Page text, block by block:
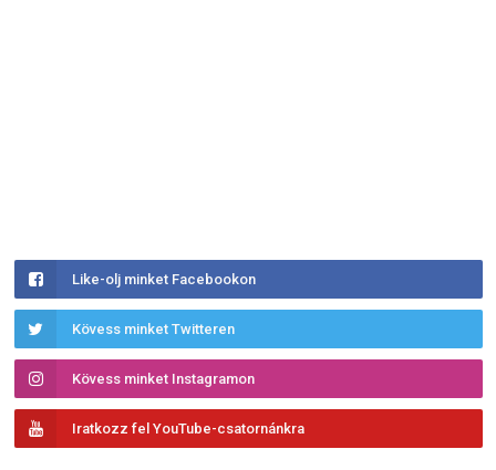
Like-olj minket Facebookon
Kövess minket Twitteren
Kövess minket Instagramon
Iratkozz fel YouTube-csatornánkra